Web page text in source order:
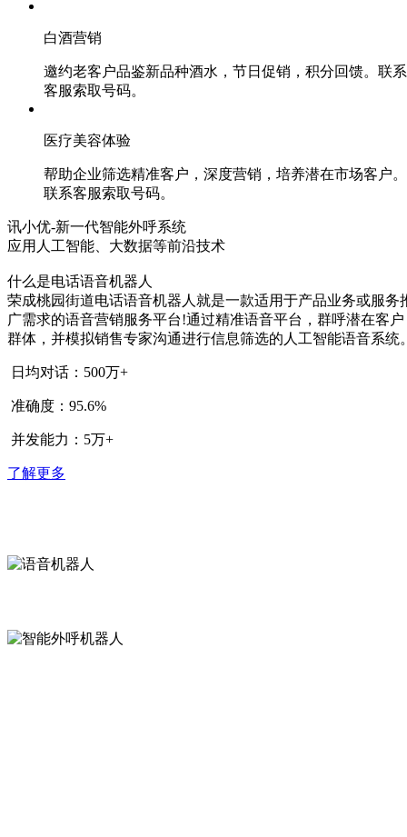
白酒营销
邀约老客户品鉴新品种酒水，节日促销，积分回馈。联系
客服索取号码。
医疗美容体验
帮助企业筛选精准客户，深度营销，培养潜在市场客户。
联系客服索取号码。
讯小优-新一代智能外呼系统
应用人工智能、大数据等前沿技术
什么是电话语音机器人
荣成桃园街道电话语音机器人就是一款适用于产品业务或服务
广需求的语音营销服务平台!通过精准语音平台，群呼潜在客户
群体，并模拟销售专家沟通进行信息筛选的人工智能语音系统
日均对话：500万+
准确度：95.6%
并发能力：5万+
了解更多